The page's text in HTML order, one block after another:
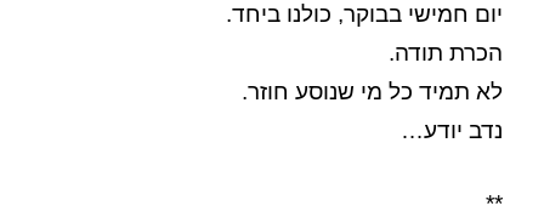
יום חמישי בבוקר, כולנו ביחד.
הכרת תודה.
לא תמיד כל מי שנוסע חוזר.
נדב יודע…
**